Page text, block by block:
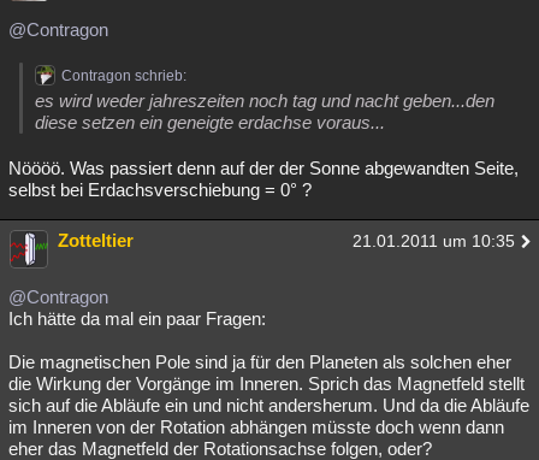
@Contragon
Contragon schrieb:
es wird weder jahreszeiten noch tag und nacht geben...den
diese setzen ein geneigte erdachse voraus...
Nöööö. Was passiert denn auf der der Sonne abgewandten Seite,
selbst bei Erdachsverschiebung = 0° ?
Zotteltier 21.01.2011 um 10:35
@Contragon
Ich hätte da mal ein paar Fragen:
Die magnetischen Pole sind ja für den Planeten als solchen eher
die Wirkung der Vorgänge im Inneren. Sprich das Magnetfeld stellt
sich auf die Abläufe ein und nicht andersherum. Und da die Abläufe
im Inneren von der Rotation abhängen müsste doch wenn dann
eher das Magnetfeld der Rotationsachse folgen, oder?